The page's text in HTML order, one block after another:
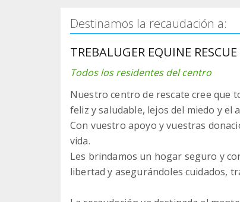
Destinamos la recaudación a:
TREBALUGER EQUINE RESCUE
Todos los residentes del centro
Nuestro centro de rescate cree que
feliz y saludable, lejos del miedo y el
Con vuestro apoyo y vuestras
vida.
Les brindamos un hogar seguro y
libertad y asegurándoles cuidados,